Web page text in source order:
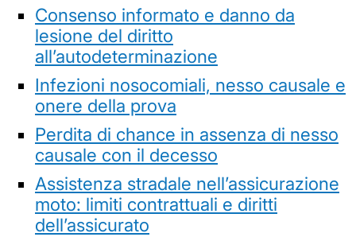
Consenso informato e danno da
lesione del diritto
all’autodeterminazione
Infezioni nosocomiali, nesso causale e
onere della prova
Perdita di chance in assenza di nesso
causale con il decesso
Assistenza stradale nell’assicurazione
moto: limiti contrattuali e diritti
dell’assicurato